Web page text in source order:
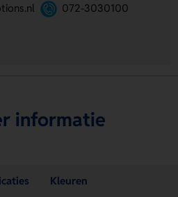
072-3030100
informatie
Kleuren